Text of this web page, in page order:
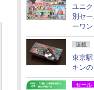
ユニ
別セ
ーワ
水ギ
連載
東京
キンの
セール